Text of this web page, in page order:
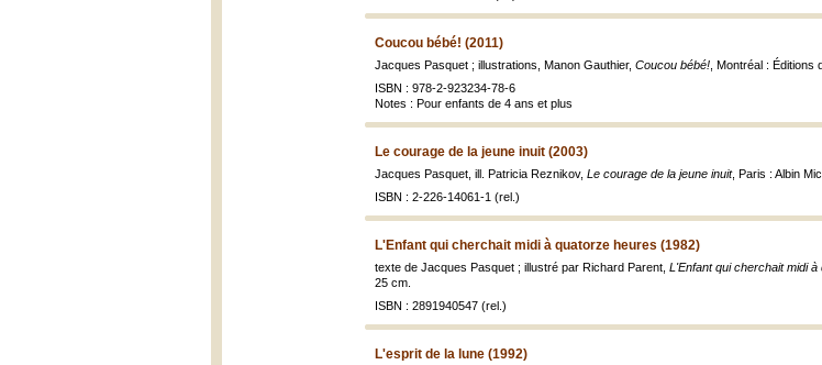
Coucou bébé! (2011)
Jacques Pasquet ; illustrations, Manon Gauthier, Coucou bébé! , Montréal : Éditions
ISBN : 978-2-923234-78-6
Notes : Pour enfants de 4 ans et plus
Le courage de la jeune inuit (2003)
Jacques Pasquet, ill. Patricia Reznikov, Le courage de la jeune inuit, Paris : Albin
ISBN : 2-226-14061-1 (rel.)
L'Enfant qui cherchait midi à quatorze heures (1982)
texte de Jacques Pasquet ; illustré par Richard Parent, L'Enfant qui cherchait midi
25 cm.
ISBN : 2891940547 (rel.)
L'esprit de la lune (1992)